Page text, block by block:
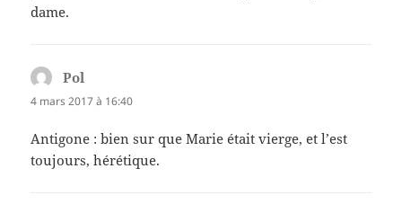
dame.
Pol
4 mars 2017 à 16:40
Antigone : bien sur que Marie était vierge, et l’est
toujours, hérétique.